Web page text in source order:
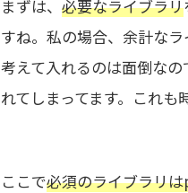
まずは、 必要なライブラリ
すね。私の場合、余計な
考えて入れるのは面倒な
れてしまってます。これも
ここで必須のライブラリ